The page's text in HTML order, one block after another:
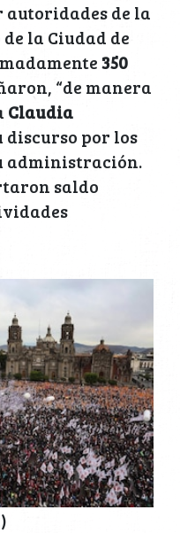
autoridades de la
la Ciudad de
350
“de manera
Claudia
discurso por los
administración.
saldo